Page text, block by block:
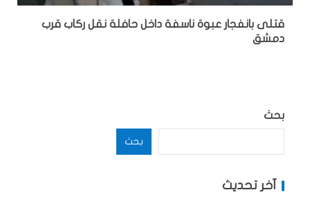
قتلى بانفجار عبوة ناسفة داخل حافلة نقل ركاب قرب
دمشق
بحث
بحث
آخر تحديث